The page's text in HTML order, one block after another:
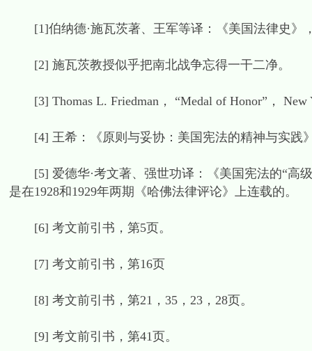
[1]伯纳德·施瓦茨著、王军等译：《美国法律史》
[2] 施瓦茨教授似乎把南北战争忘得一干二净。
[3] Thomas L. Friedman， “Medal of Honor”， New
[4] 王希：《原则与妥协：美国宪法的精神与实践》
[5] 爱德华·考文著、强世功译：《美国宪法的“高
是在1928和1929年两期《哈佛法律评论》上连载的。
[6] 考文前引书，第5页。
[7] 考文前引书，第16页
[8] 考文前引书，第21，35，23，28页。
[9] 考文前引书，第41页。